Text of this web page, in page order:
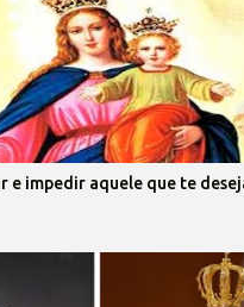
e impedir aquele que te